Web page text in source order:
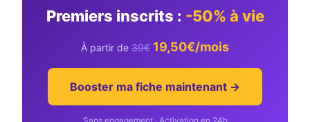
Premiers inscrits : -50% à vie
À partir de 39€ 19,50€/mois
Booster ma fiche maintenant →